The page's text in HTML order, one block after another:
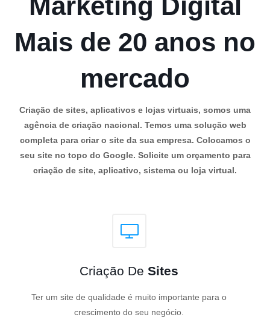
Mais de 20 anos no
mercado
Criação de sites, aplicativos e lojas virtuais, somos uma
agência de criação nacional. Temos uma solução web
completa para criar o site da sua empresa. Colocamos o
seu site no topo do Google. Solicite um orçamento para
criação de site, aplicativo, sistema ou loja virtual.
Criação De Sites
Ter um site de qualidade é muito importante para o
crescimento do seu negócio.